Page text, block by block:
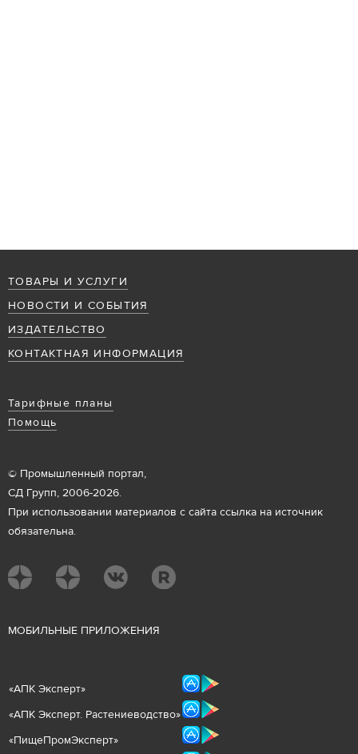
ТОВАРЫ И УСЛУГИ
НОВОСТИ И СОБЫТИЯ
ИЗДАТЕЛЬСТВО
КОНТАКТНАЯ ИНФОРМАЦИЯ
Тарифные планы
Помощь
© Промышленный портал,
СД Групп, 2006-2026.
При использовании материалов с сайта ссылка на источник
обязательна.
МОБИЛЬНЫЕ ПРИЛОЖЕНИЯ
«АПК Эксперт»
«АПК Эксперт. Растениеводство»
«ПищеПромЭксперт»